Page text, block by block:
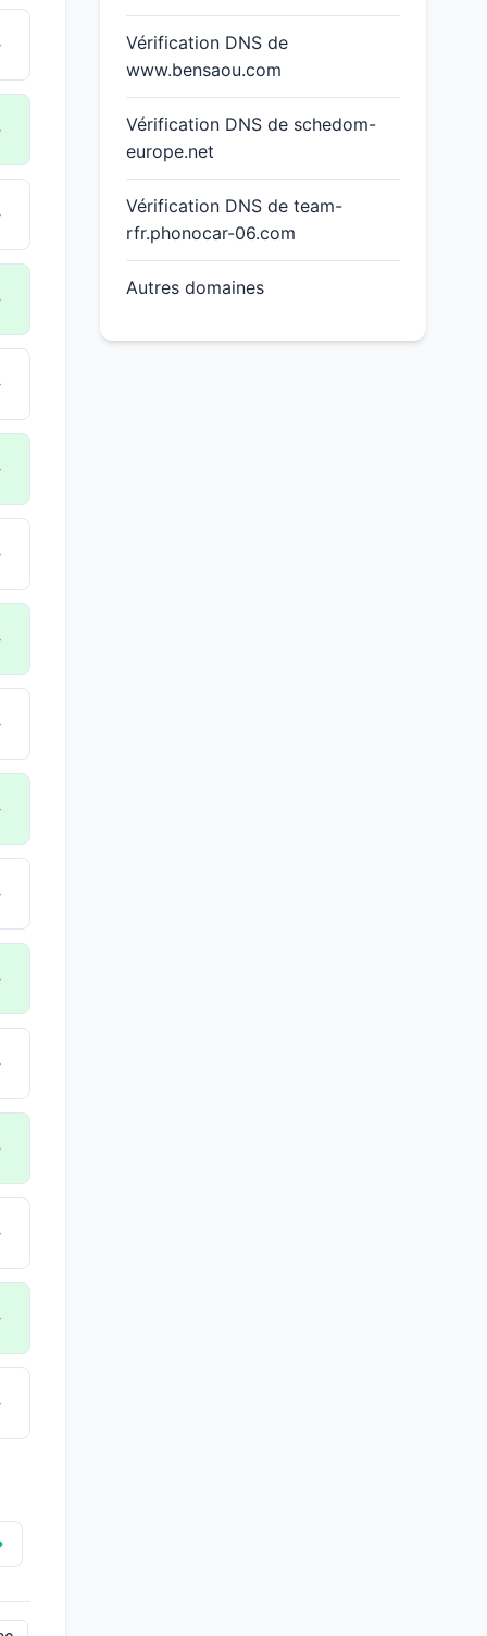
Vérification DNS de
www.bensaou.com
Vérification DNS de schedom-
europe.net
Vérification DNS de team-
rfr.phonocar-06.com
Autres domaines